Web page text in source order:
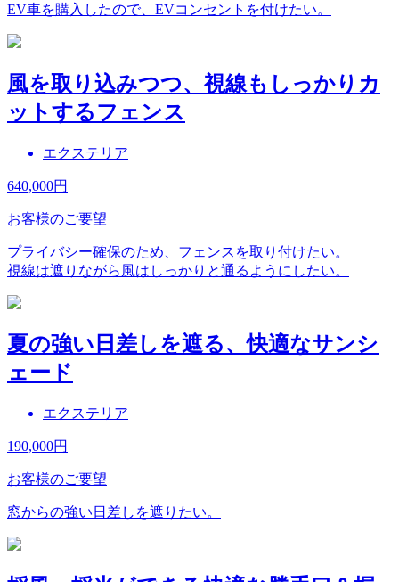
EV車を購入したので、EVコンセントを付けたい。
風を取り込みつつ、視線もしっかりカ
ットするフェンス
エクステリア
640,000円
お客様のご要望
プライバシー確保のため、フェンスを取り付けたい。
視線は遮りながら風はしっかりと通るようにしたい。
夏の強い日差しを遮る、快適なサンシ
ェード
エクステリア
190,000円
お客様のご要望
窓からの強い日差しを遮りたい。